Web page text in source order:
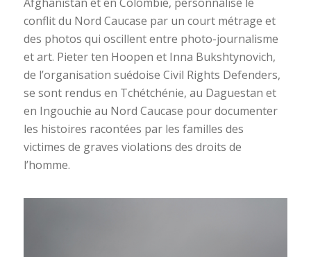
conflit du Nord Caucase par un court métrage et
des photos qui oscillent entre photo-journalisme
et art. Pieter ten Hoopen et Inna Bukshtynovich,
de l’organisation suédoise Civil Rights Defenders,
se sont rendus en Tchétchénie, au Daguestan et
en Ingouchie au Nord Caucase pour documenter
les histoires racontées par les familles des
victimes de graves violations des droits de
l’homme.